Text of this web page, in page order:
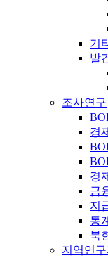
기
발
조사연구
경
경
금
지
통
북
지역연